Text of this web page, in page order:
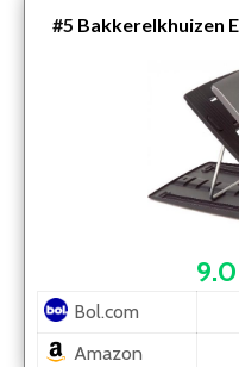
#5 Bakkerelkhuizen
9.0
Bol.com
Amazon